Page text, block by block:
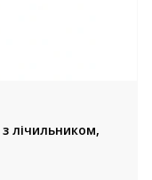
лічильником,